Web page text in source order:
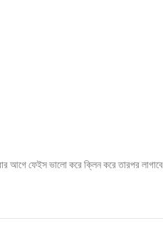
আগে ফেইস ভালো করে ক্লিন করে তারপর